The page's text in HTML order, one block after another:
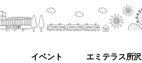
イベント エミテラス所沢